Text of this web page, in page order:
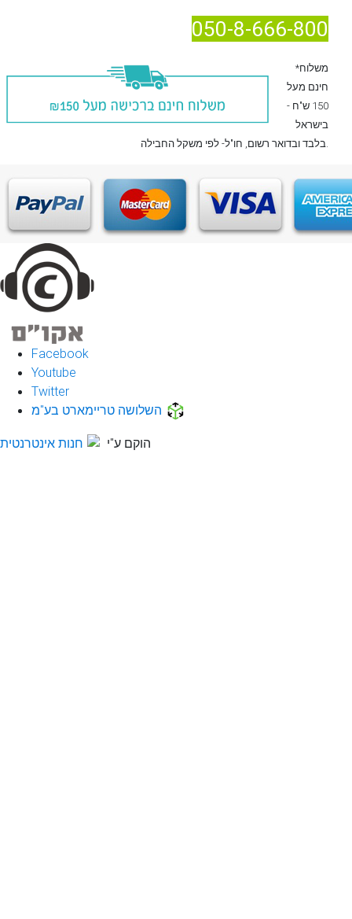
050-8-666-800
*משלוח
חינם מעל
150 ש"ח -
בישראל
בלבדובדואר רשום , חו"ל- לפי משקל החבילה.
Facebook
Youtube
Twitter
השלושה טריימארט בע"מ
הוקם ע"י חנות אינטרנטית